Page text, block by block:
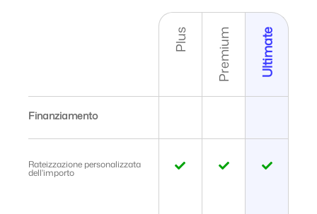
Plus Premium Ultimate
Finanziamento
Rateizzazione personalizzata
dell'importo